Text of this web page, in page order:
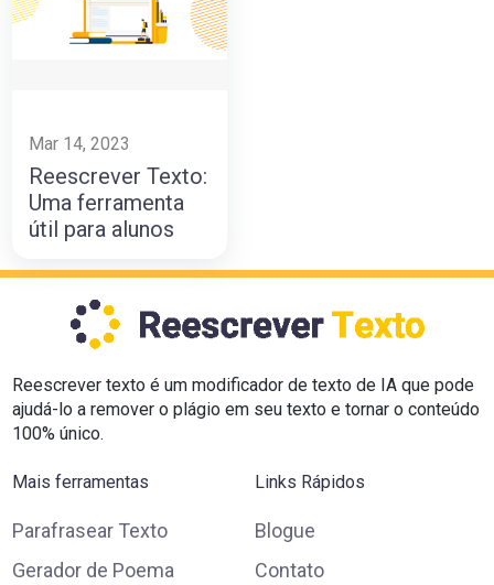
Mar 14, 2023
Reescrever Texto:
Uma ferramenta
útil para alunos
Reescrever texto é um modificador de texto de IA que pode
ajudá-lo a remover o plágio em seu texto e tornar o conteúdo
100% único.
Mais ferramentas
Parafrasear Texto
Gerador de Poema
Links Rápidos
Blogue
Contato